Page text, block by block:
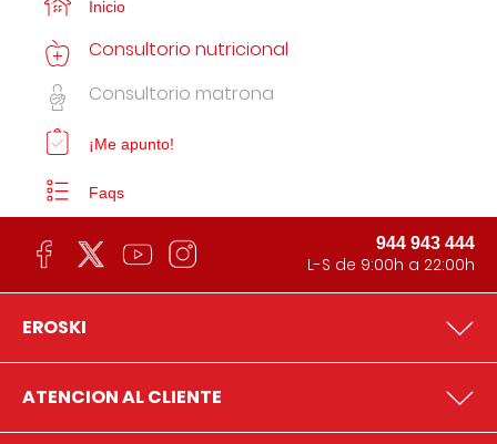
Inicio
Consultorio nutricional
Consultorio matrona
¡Me apunto!
Faqs
944 943 444
L-S de 9:00h a 22:00h
EROSKI
ATENCION AL CLIENTE